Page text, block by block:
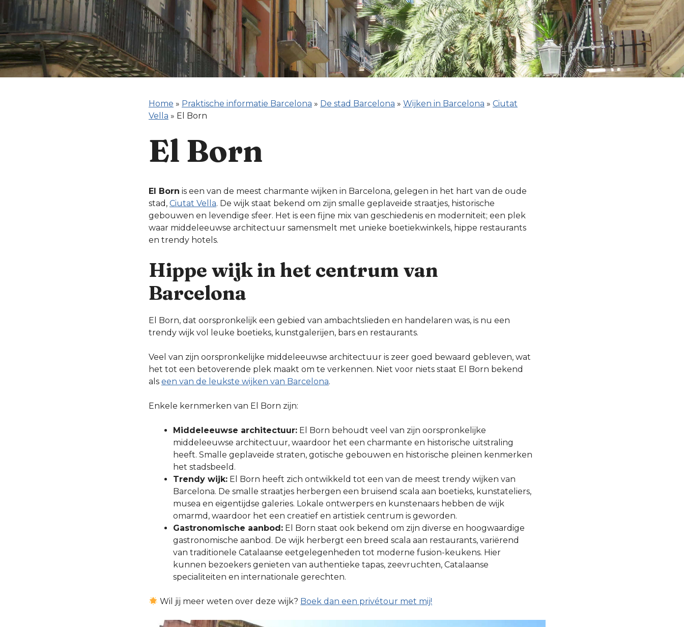
Home » Praktische informatie Barcelona » De stad Barcelona » Wijken in Barcelona » Ciutat
Vella » El Born
El Born
El Born is een van de meest charmante wijken in Barcelona, gelegen in het hart van de oude
stad, Ciutat Vella. De wijk staat bekend om zijn smalle geplaveide straatjes, historische
gebouwen en levendige sfeer. Het is een fijne mix van geschiedenis en moderniteit; een plek
waar middeleeuwse architectuur samensmelt met unieke boetiekwinkels, hippe restaurants
en trendy hotels.
Hippe wijk in het centrum van
Barcelona
El Born, dat oorspronkelijk een gebied van ambachtslieden en handelaren was, is nu een
trendy wijk vol leuke boetieks, kunstgalerijen, bars en restaurants.
Veel van zijn oorspronkelijke middeleeuwse architectuur is zeer goed bewaard gebleven, wat
het tot een betoverende plek maakt om te verkennen. Niet voor niets staat El Born bekend
als een van de leukste wijken van Barcelona.
Enkele kernmerken van El Born zijn:
Middeleeuwse architectuur: El Born behoudt veel van zijn oorspronkelijke
middeleeuwse architectuur, waardoor het een charmante en historische uitstraling
heeft. Smalle geplaveide straten, gotische gebouwen en historische pleinen kenmerken
het stadsbeeld.
Trendy wijk: El Born heeft zich ontwikkeld tot een van de meest trendy wijken van
Barcelona. De smalle straatjes herbergen een bruisend scala aan boetieks, kunstateliers,
musea en eigentijdse galeries. Lokale ontwerpers en kunstenaars hebben de wijk
omarmd, waardoor het een creatief en artistiek centrum is geworden.
Gastronomische aanbod: El Born staat ook bekend om zijn diverse en hoogwaardige
gastronomische aanbod. De wijk herbergt een breed scala aan restaurants, variërend
van traditionele Catalaanse eetgelegenheden tot moderne fusion-keukens. Hier
kunnen bezoekers genieten van authentieke tapas, zeevruchten, Catalaanse
specialiteiten en internationale gerechten.
Wil jij meer weten over deze wijk? Boek dan een privétour met mij!